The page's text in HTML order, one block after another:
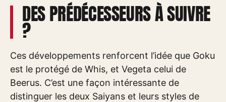
DES PRÉDÉCESSEURS À SUIVRE
?
Ces développements renforcent l’idée que Goku
est le protégé de Whis, et Vegeta celui de
Beerus. C’est une façon intéressante de
distinguer les deux Saiyans et leurs styles de